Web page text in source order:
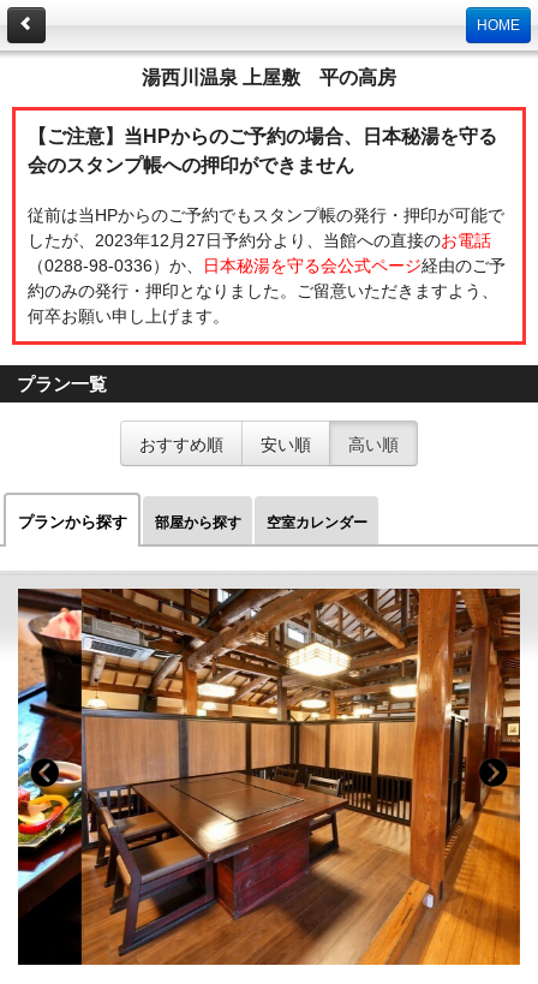
HOME
湯西川温泉 上屋敷 平の高房
【ご注意】当HPからのご予約の場合、日本秘湯を守る
会のスタンプ帳への押印ができません
従前は当HPからのご予約でもスタンプ帳の発行・押印が可能で
したが、2023年12月27日予約分より、当館への直接のお電話
（0288-98-0336）か、
日本秘湯を守る会公式ページ経由のご予
約のみの発行・押印となりました。ご留意いただきますよう、
何卒お願い申し上げます。
プラン一覧
おすすめ順 安い順 高い順
プランから探す 部屋から探す 空室カレンダー